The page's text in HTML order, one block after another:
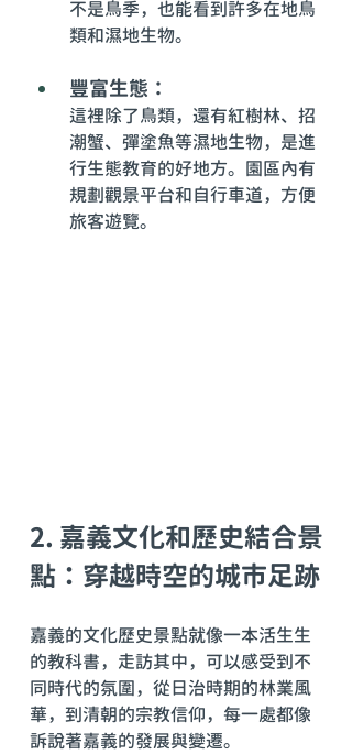
不是鳥季，也能看到許多在地鳥
類和濕地生物。
豐富生態：
這裡除了鳥類，還有紅樹林、招
潮蟹、彈塗魚等濕地生物，是進
行生態教育的好地方。園區內有
規劃觀景平台和自行車道，方便
旅客遊覽。
2. 嘉義文化和歷史結合景
點：穿越時空的城市足跡
嘉義的文化歷史景點就像一本活生生
的教科書，走訪其中，可以感受到不
同時代的氛圍，從日治時期的林業風
華，到清朝的宗教信仰，每一處都像
訴說著嘉義的發展與變遷。